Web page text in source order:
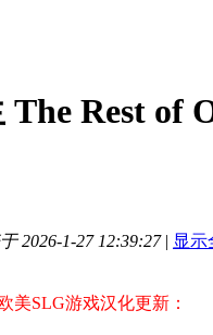
Rest of
2026-1-27 12:39:27 | 显示
美SLG游戏汉化更新：